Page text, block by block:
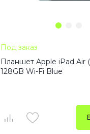
Под заказ
Планшет Apple iPad Air
128GB Wi-Fi Blue